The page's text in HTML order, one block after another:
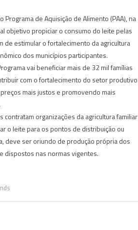
de Aquisição de Alimento (PAA), na
objetivo propiciar o consumo do leite pelas
de estimular o fortalecimento da agricultura
dos municípios participantes.
vai beneficiar mais de 32 mil famílias
com o fortalecimento do setor produtivo
mais justos e promovendo mais
contratam organizações da agricultura familiar
o leite para os pontos de distribuição ou
deve ser oriundo de produção própria dos
dispostos nas normas vigentes.